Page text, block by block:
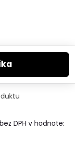
DPH v hodnote: